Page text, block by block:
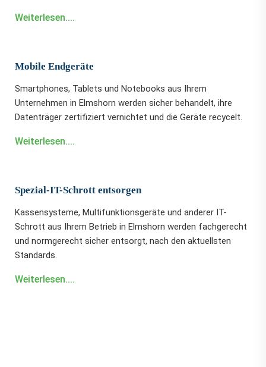
Weiterlesen....
Mobile Endgeräte
Smartphones, Tablets und Notebooks aus Ihrem
Unternehmen in Elmshorn werden sicher behandelt, ihre
Datenträger zertifiziert vernichtet und die Geräte recycelt.
Weiterlesen....
Spezial-IT-Schrott entsorgen
Kassensysteme, Multifunktionsgeräte und anderer IT-
Schrott aus Ihrem Betrieb in Elmshorn werden fachgerecht
und normgerecht sicher entsorgt, nach den aktuellsten
Standards.
Weiterlesen....